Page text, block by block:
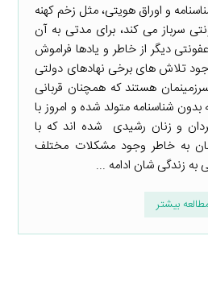
و اوراق هویتی، مثل زخم کهنه
سرباز می کند، برای مدتی به آن
دیگر از خاطر و یادها فراموش
تلاش های برخی نهادهای دولتی
هستند که همچنان قربانی
شناسنامه متولد شده و امروز با
و زنان رشیدی شده اند که با
به خاطر وجود مشکلات مختلف
به زندگی شان ادامه ...
بیشتر